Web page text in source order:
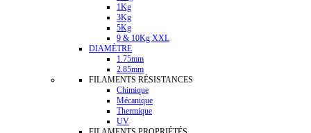
1Kg
3Kg
5Kg
9 & 10Kg XXL
DIAMÈTRE
1.75mm
2.85mm
FILAMENTS RÉSISTANCES
Chimique
Mécanique
Thermique
UV